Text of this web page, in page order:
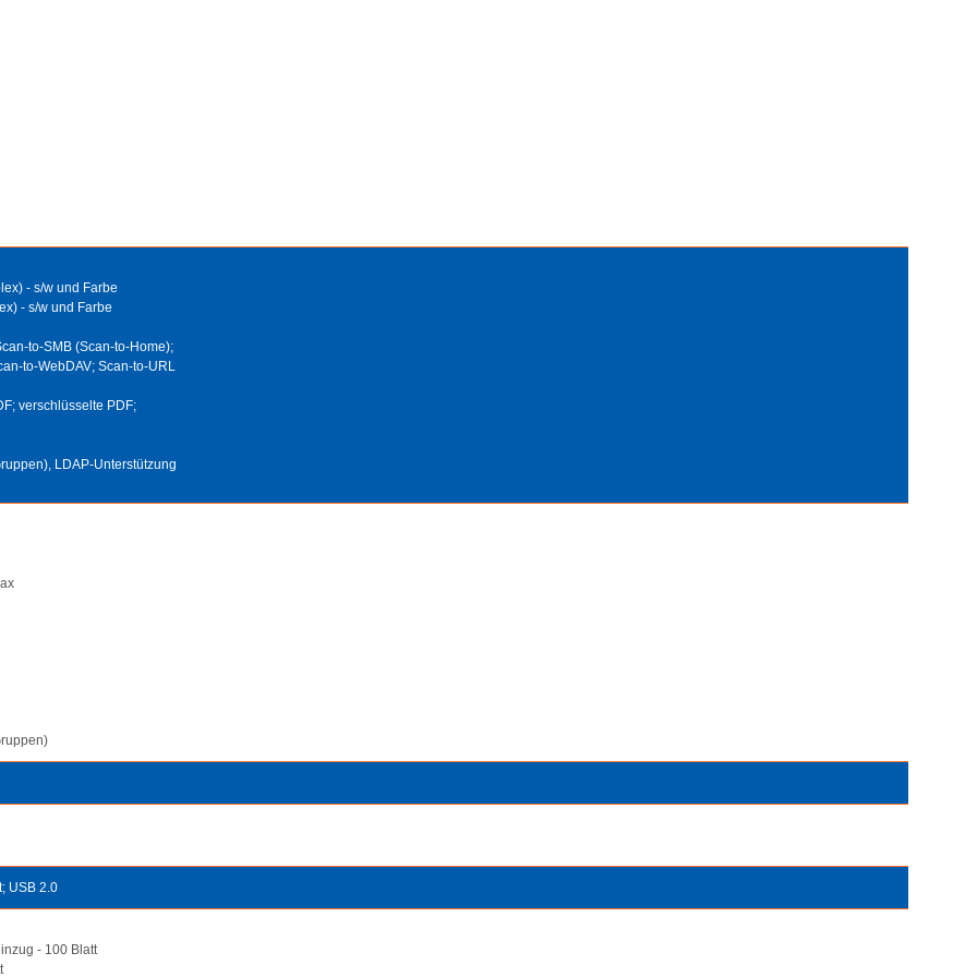
- s/w und Farbe
- s/w und Farbe
to-SMB (Scan-to-Home);
to-WebDAV; Scan-to-URL
verschlüsselte PDF;
LDAP-Unterstützung
USB 2.0
- 100 Blatt